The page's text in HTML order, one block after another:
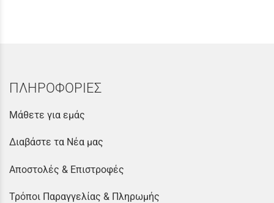
ΠΛΗΡΟΦΟΡΙΕΣ
Μάθετε για εμάς
Διαβάστε τα Νέα μας
Αποστολές & Επιστροφές
Τρόποι Παραγγελίας & Πληρωμής